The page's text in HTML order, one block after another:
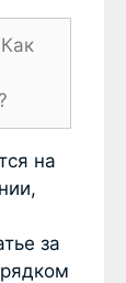
Как
на
за